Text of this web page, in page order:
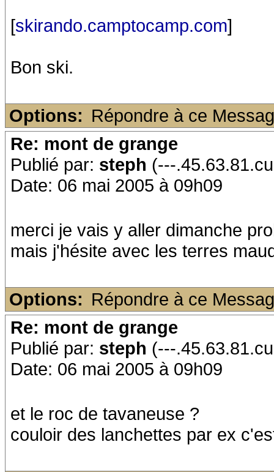
[skirando.camptocamp.com]
Bon ski.
Options: Répondre à ce
Re: mont de grange
Publié par: steph (---
Date: 06 mai 2005 à 09h09
merci je vais y aller dimanche
mais j'hésite avec les terres
Options: Répondre à ce
Re: mont de grange
Publié par: steph (---
Date: 06 mai 2005 à 09h09
et le roc de tavaneuse ?
couloir des lanchettes par ex